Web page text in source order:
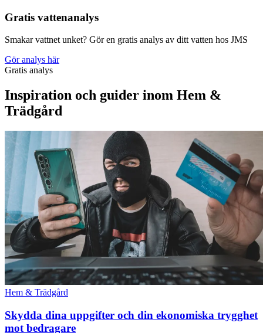
Gratis vattenanalys
Smakar vattnet unket? Gör en gratis analys av ditt vatten hos JMS
Gör analys här
Gratis analys
Inspiration och guider inom Hem &
Trädgård
Hem & Trädgård
Skydda dina uppgifter och din ekonomiska trygghet
mot bedragare